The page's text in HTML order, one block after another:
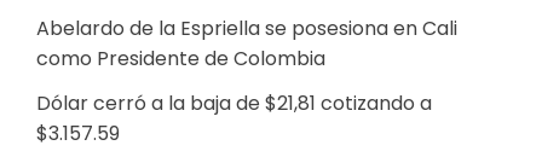
Abelardo de la Espriella se posesiona en Cali
como Presidente de Colombia
Dólar cerró a la baja de $21,81 cotizando a
$3.157.59